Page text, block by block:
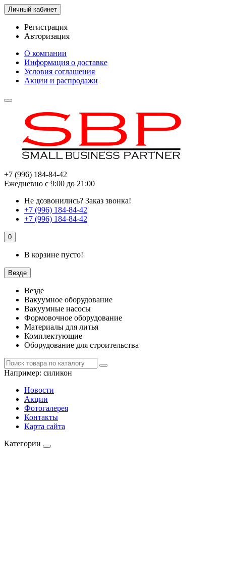
Личный кабинет
Регистрация
Авторизация
О компании
Информация о доставке
Условия соглашения
Акции и распродажи
+7 (996) 184-84-42
Ежедневно с 9:00 до 21:00
Не дозвонились? Заказ звонка!
+7 (996) 184-84-42
+7 (996) 184-84-42
0
В корзине пусто!
Везде
Везде
Вакуумное оборудование
Вакуумные насосы
Формовочное оборудование
Материалы для литья
Комплектующие
Оборудование для строительства
Например: силикон
Новости
Акции
Фотогалерея
Контакты
Карта сайта
Категории